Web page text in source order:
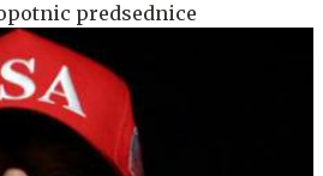
predsednice